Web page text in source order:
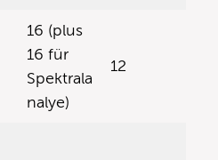
16 (plus
16 für
Spektrala
nalye)
12